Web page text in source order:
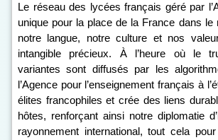
Le réseau des lycées français géré par
unique pour la place de la France dans le
notre langue, notre culture et nos
intangible précieux. À l’heure où le
variantes sont diffusés par les
l’Agence pour l’enseignement français à
élites francophiles et crée des liens
hôtes, renforçant ainsi notre diplomatie
rayonnement international, tout cela